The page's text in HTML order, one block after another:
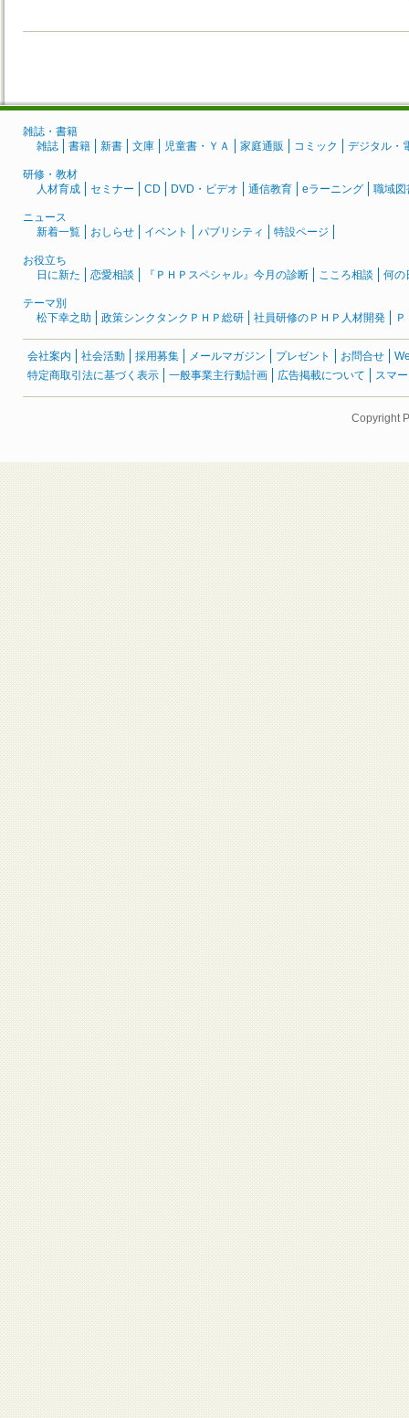
雑誌・書籍
雑誌
書籍 新書 文庫 児童書・ＹＡ 家庭通販 コミック デジタル・
研修・教材
人材育成
セミナー CD DVD・ビデオ 通信教育 eラーニング 職域図
ニュース
新着一覧
おしらせ イベント パブリシティ 特設ページ
お役立ち
日に新た
恋愛相談 『ＰＨＰスペシャル』今月の診断 こころ相談 何の
テーマ別
松下幸之助
政策シンクタンクＰＨＰ総研 社員研修のＰＨＰ人材開発
会社案内 社会活動 採用募集 メールマガジン プレゼント お問合せ
特定商取引法に基づく表示
一般事業主行動計画 広告掲載について スマ
Copyright